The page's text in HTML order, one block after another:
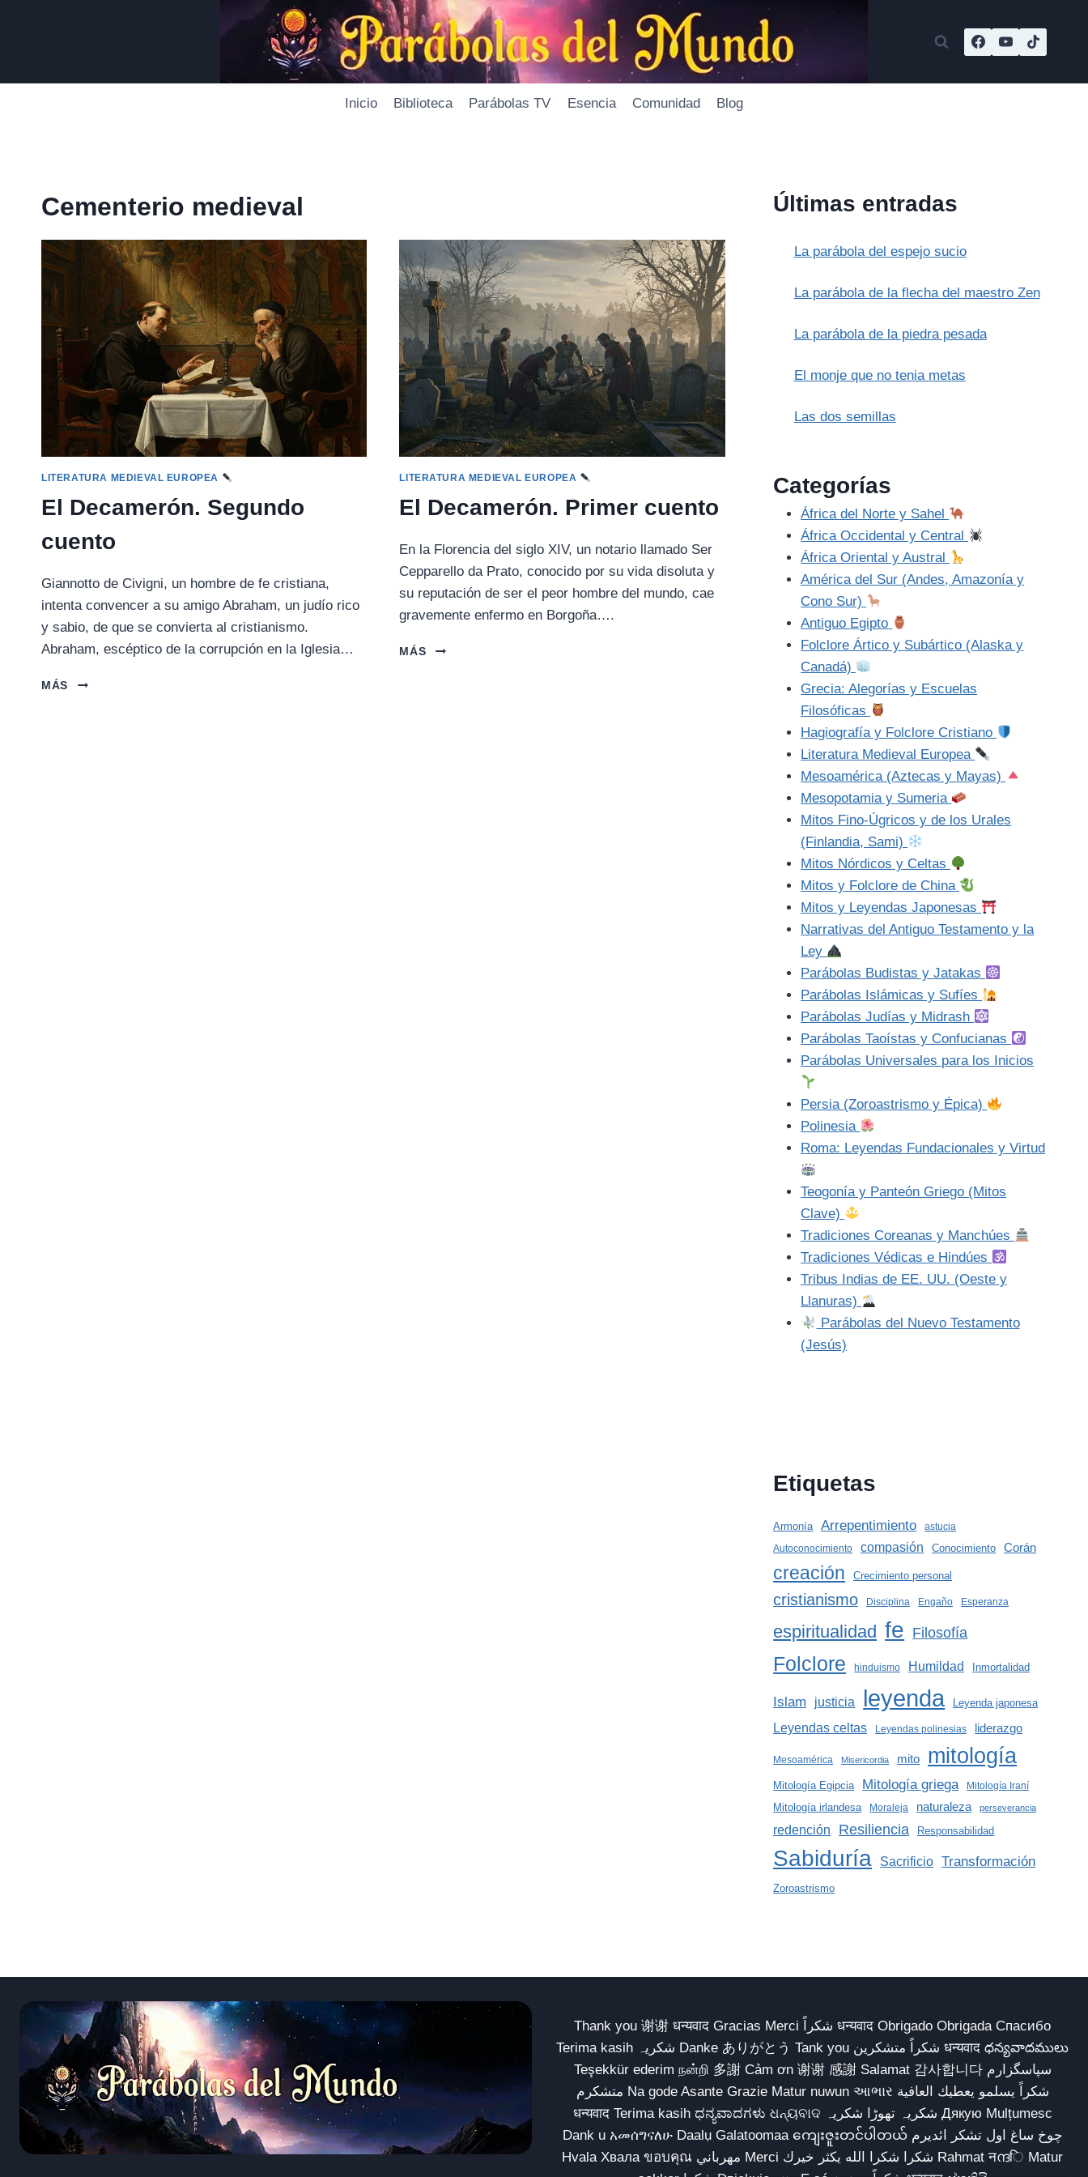
Inicio Biblioteca Parábolas TV Esencia Comunidad Blog
Cementerio medieval
LITERATURA MEDIEVAL EUROPEA
El Decamerón. Segundo
cuento
Giannotto de Civigni, un hombre de fe cristiana,
intenta convencer a su amigo Abraham, un judío rico
y sabio, de que se convierta al cristianismo.
Abraham, escéptico de la corrupción en la Iglesia…
MÁS
EL
LITERATURA MEDIEVAL EUROPEA
El Decamerón. Primer cuento
En la Florencia del siglo XIV, un notario llamado Ser
Cepparello da Prato, conocido por su vida disoluta y
su reputación de ser el peor hombre del mundo, cae
gravemente enfermo en Borgoña….
MÁS
EL
Últimas entradas
La parábola del espejo sucio
La parábola de la flecha del maestro Zen
La parábola de la piedra pesada
El monje que no tenia metas
Las dos semillas
Categorías
África del Norte y Sahel
África Occidental y Central
África Oriental y Austral
América del Sur (Andes, Amazonía y
Cono Sur)
Antiguo Egipto
Folclore Ártico y Subártico (Alaska y
Canadá)
Grecia: Alegorías y Escuelas
Filosóficas
Hagiografía y Folclore Cristiano
Literatura Medieval Europea
Mesoamérica (Aztecas y Mayas)
Mesopotamia y Sumeria
Mitos Fino-Úgricos y de los Urales
(Finlandia, Sami)
Mitos Nórdicos y Celtas
Mitos y Folclore de China
Mitos y Leyendas Japonesas
Narrativas del Antiguo Testamento y la
Ley
Parábolas Budistas y Jatakas
Parábolas Islámicas y Sufíes
Parábolas Judías y Midrash
Parábolas Taoístas y Confucianas
Parábolas Universales para los Inicios
Persia (Zoroastrismo y Épica)
Polinesia
Roma: Leyendas Fundacionales y Virtud
Teogonía y Panteón Griego (Mitos
Clave)
Tradiciones Coreanas y Manchúes
Tradiciones Védicas e Hindúes
Tribus Indias de EE. UU. (Oeste y
Llanuras)
Parábolas del Nuevo Testamento
(Jesús)
Etiquetas
Armonía Arrepentimiento
astucia
Autoconocimiento
compasión Conocimiento Corán
creación Crecimiento personal
cristianismo Disciplina Engaño Esperanza
espiritualidad fe Filosofía
Folclore hinduismo Humildad Inmortalidad
Islam justicia leyenda Leyenda japonesa
Leyendas celtas Leyendas polinesias liderazgo
Mesoamérica Misericordia mito mitología
Mitología Egipcia Mitología griega Mitología Iraní
Mitología irlandesa Moraleja naturaleza perseverancia
redención Resiliencia Responsabilidad
Sabiduría Sacrificio Transformación
Zoroastrismo
Thank you 谢谢 धन्यवाद Gracias Merci شكراً धन्यवाद Obrigado Obrigada Спасибо
Terima kasih شکریہ Danke ありがとう Tank you شكراً متشكرين धन्यवाद ధన్యవాదములు
Teşekkür ederim நன்றி 多謝 Cảm ơn 谢谢 感謝 Salamat 감사합니다 سپاسگزارم
متشکرم Na gode Asante Grazie Matur nuwun આભાર شكراً يسلمو يعطيك العافية
धन्यवाद Terima kasih ಧನ್ಯವಾದಗಳು ଧନ୍ୟବାଦ شکریہ تھوڑا شکریہ Дякую Mulțumesc
Dank u አመሰግናለሁ Daalụ Galatoomaa ကျေးဇူးတင်ပါတယ် چوخ ساغ اول تشکر ائدیرم
Hvala Хвала ขอบคุณ مهرباني Merci شكرا شكرا الله يكثر خيرك Rahmat नന്ദि Matur